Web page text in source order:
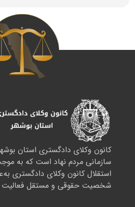
کانون وکلای دادگستری استان
سازمانی مردم نهاد است که به
استقلال کانون وکلای دادگستری
شخصیت حقوقی و مستقل فعالیت